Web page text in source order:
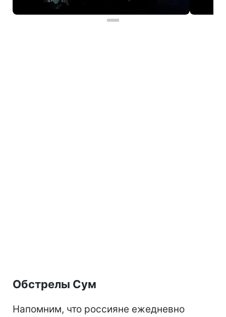
Обстрелы Сум
Напомним, что россияне ежедневно